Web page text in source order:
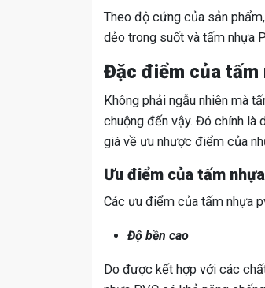
Theo độ cứng của sản
dẻo trong suốt và tấm nhựa
Đặc điểm của
Không phải ngẫu nhiên mà
chuộng đến vậy. Đó chính là
giá về ưu nhược điểm của
Ưu điểm của tấm
Các ưu điểm của tấm nhựa
Độ bền cao
Do được kết hợp với các